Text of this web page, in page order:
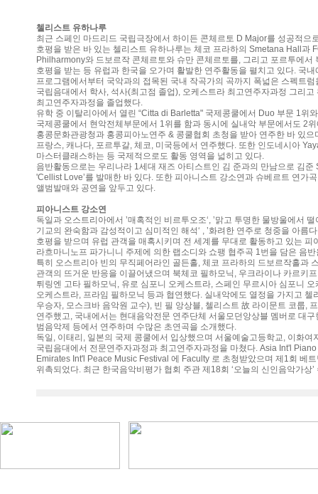
첼리스트 유하나루
최근 스페인 마드리드 국립극장에서 하이든 콘체르토 D Major를 성공적으
호평을 받은 바 있는 첼리스트 유하나루는 체코 프라하의 Smetana Hall과
Philharmony와 드보르작 콘체르토와 슈만 콘체르토를, 그리고 포르투에서
호평을 받는 등 유럽과 한국을 오가며 활발한 연주활동을 펼치고 있다. 국
프로그램에서부터 국악과의 접목된 국내 작곡가의 곡까지 폭넓은 스펙트
국립음대에서 학사, 석사(최고점 졸업), 오케스트라 최고연주자과정 그리
최고연주자과정을 졸업했다.
유학 중 이탈리아에서 열린 “Citta di Barletta" 국제콩쿨에서 Duo 부문 1위
국제콩쿨에서 현악전체부문에서 1위를 함과 동시에 실내악 부문에서도 2
홍콩문화관광청과 홍콩피아노연주 & 콩쿨협회 초청을 받아 연주한 바 있
프랑스, 캐나다, 포르투갈, 체코, 미국등에서 연주했다. 또한 인도네시아
마스터클래스하는 등 국제적으로도 활동 영역을 넓히고 있다.
음반활동으로는 우리나라 1세대 재즈 아티스트인 김 준과의 만남으로 김
'Cellist Love’를 발매한 바 있다. 또한 피아니스트 강소연과 슈베르트 연가
앨범발매와 공연을 앞두고 있다.
피아니스트 강소연
독일과 오스트리아에서 ’매혹적인 비르투오조‘, ’맑고 투명한 물방울에서
기교의 완숙함과 감성적이고 심미적인 해석‘ , ’화려한 연주로 청중을 아름
호평을 받으며 유럽 관객을 매혹시키며 전 세계를 무대로 활동하고 있는
라흐마니노프 파가니니 주제에 의한 랩소디와 쇼팽 협주곡 1번을 담은 음
특히 오스트리아 빈의 무직페어라인 골든홀, 체코 프라하의 드보르작홀과
관객의 뜨거운 반응을 이끌어냈으며 북체코 필하모닉, 우크라이나 카르키
튀링엔 고타 필하모닉, 유로 심포니 오케스트라, 스페인 무르시아 심포니
오케스트라, 프라임 필하모닉 등과 협연했다. 실내악에도 열정을 가지고
우승자, 모스크바 음악원 교수), 빈 필 앙상블, 첼리스트 故 라이문트 코룹,
연주했고, 국내에서는 현대음악전문 연주단체 서울모던앙상블 멤버로 대
범음악제 등에서 연주하며 수많은 초연곡을 소개했다.
독일, 이태리, 일본의 국제 콩쿨에서 입상했으며 서울예술고등학교, 이화
국립음대에서 전문연주자과정과 최고연주자과정을 마쳤다. Asia Int'l
Emirates Int'l Peace Music Festival 에 Faculty 로 초청받았으며 제1회 베
위촉되었다. 최근 한국음악비평가 협회 주관 제18회 ‘오늘의 신인음악가상